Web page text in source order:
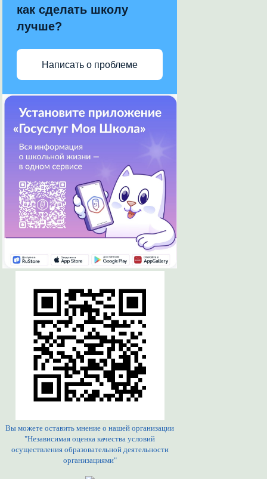
как сделать школу
лучше?
Написать о проблеме
Вы можете оставить мнение о нашей организации
"Независимая оценка качества условий
осуществления образовательной деятельности
организациями"